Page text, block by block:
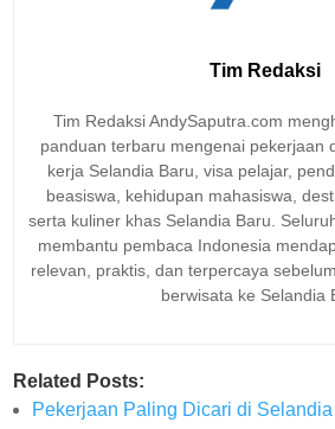
Tim Redaksi
Tim Redaksi AndySaputra.com
panduan terbaru mengenai pekerjaan
kerja Selandia Baru, visa pelajar,
beasiswa, kehidupan mahasiswa,
serta kuliner khas Selandia Baru.
membantu pembaca Indonesia
relevan, praktis, dan terpercaya
berwisata ke Selandia
Related Posts:
Pekerjaan Paling Dicari di